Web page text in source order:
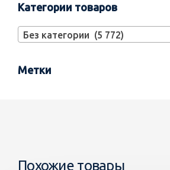
Категории товаров
Без категории (5 772)
Метки
Похожие товары